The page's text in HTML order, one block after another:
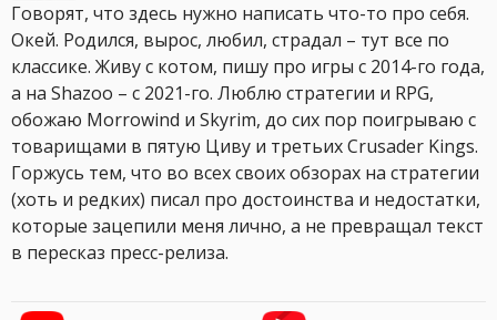
Говорят, что здесь нужно написать что-то про себя.
Окей. Родился, вырос, любил, страдал – тут все по
классике. Живу с котом, пишу про игры с 2014-го года,
а на Shazoo – с 2021-го. Люблю стратегии и RPG,
обожаю Morrowind и Skyrim, до сих пор поигрываю с
товарищами в пятую Циву и третьих Crusader Kings.
Горжусь тем, что во всех своих обзорах на стратегии
(хоть и редких) писал про достоинства и недостатки,
которые зацепили меня лично, а не превращал текст
в пересказ пресс-релиза.